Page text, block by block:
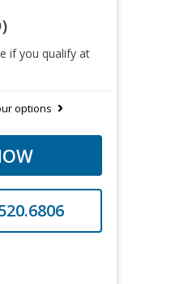
if you qualify at
options